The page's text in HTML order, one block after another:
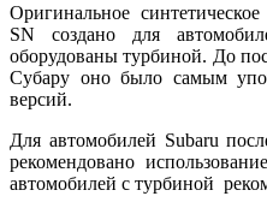
Оригинальное
SN создано для
оборудованы турбиной. До
Субару оно было самым
версий.
Для автомобилей Subaru
рекомендовано
автомобилей с турбиной